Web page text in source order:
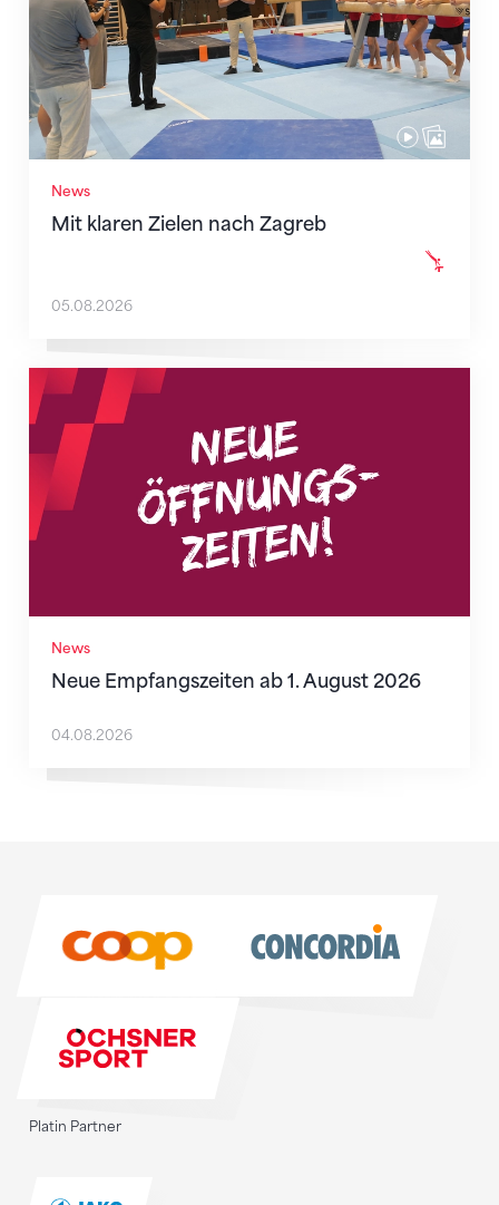
News
Mit klaren Zielen nach Zagreb
05.08.2026
News
Neue Empfangszeiten ab 1. August 2026
Neue Empfangszeiten ab 1. August 2026
04.08.2026
Platin Partner